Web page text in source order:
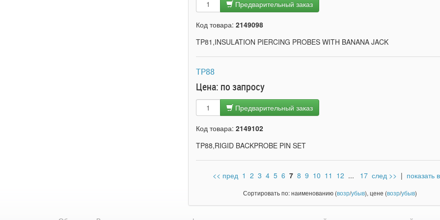
Предварительный заказ
Код товара: 2149098
TP81,INSULATION PIERCING PROBES WITH BANANA JACK
TP88
Цена: по запросу
Предварительный заказ
Код товара: 2149102
TP88,RIGID BACKPROBE PIN SET
<< пред 1 2 3 4 5 6 7 8 9 10 11 12 ... 17 след >> | показать
Сортировать по: наименованию (возр/убыв), цене (возр/убыв)